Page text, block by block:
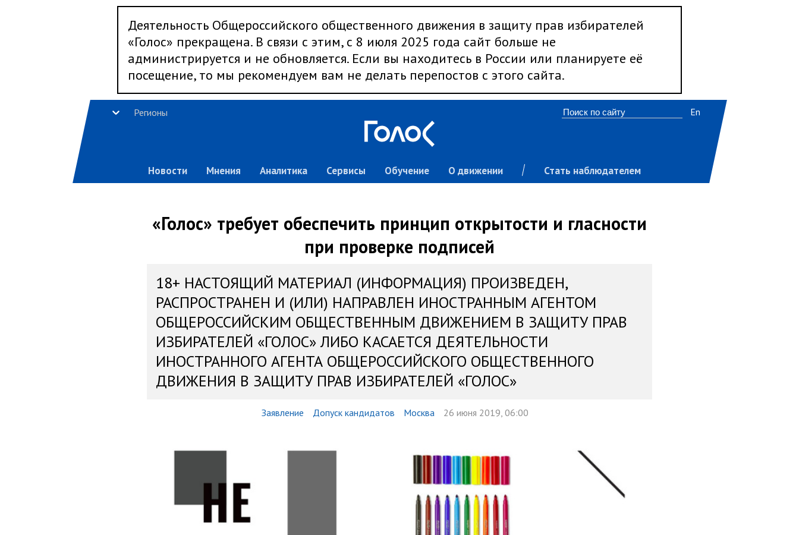
Деятельность Общероссийского общественного движения в защиту прав избирателей
«Голос» прекращена. В связи с этим, с 8 июля 2025 года сайт больше не
администрируется и не обновляется. Если вы находитесь в России или планируете её
посещение, то мы рекомендуем вам не делать перепостов с этого сайта.
Регионы
Новости Мнения Аналитика Сервисы Обучение О движении Стать наблюдателем
En
«Голос» требует обеспечить принцип открытости и гласности
при проверке подписей
18+ НАСТОЯЩИЙ МАТЕРИАЛ (ИНФОРМАЦИЯ) ПРОИЗВЕДЕН,
РАСПРОСТРАНЕН И (ИЛИ) НАПРАВЛЕН ИНОСТРАННЫМ АГЕНТОМ
ОБЩЕРОССИЙСКИМ ОБЩЕСТВЕННЫМ ДВИЖЕНИЕМ В ЗАЩИТУ ПРАВ
ИЗБИРАТЕЛЕЙ «ГОЛОС» ЛИБО КАСАЕТСЯ ДЕЯТЕЛЬНОСТИ
ИНОСТРАННОГО АГЕНТА ОБЩЕРОССИЙСКОГО ОБЩЕСТВЕННОГО
ДВИЖЕНИЯ В ЗАЩИТУ ПРАВ ИЗБИРАТЕЛЕЙ «ГОЛОС»
Заявление Допуск кандидатов Москва 26 июня 2019, 06:00